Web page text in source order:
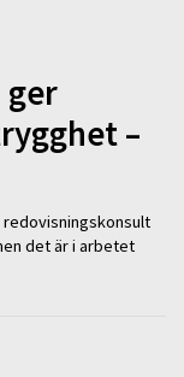
ger
–
det är i arbetet